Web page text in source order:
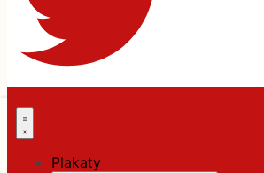
Plakaty